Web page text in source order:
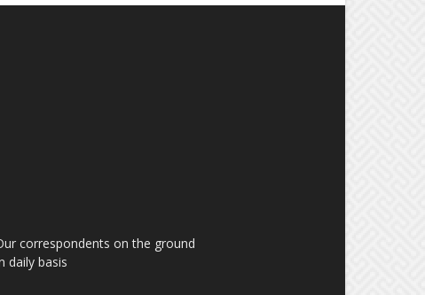
correspondents on the ground
basis.